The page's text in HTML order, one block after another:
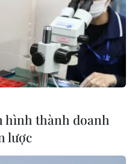
lơ
hình thành doanh
lược